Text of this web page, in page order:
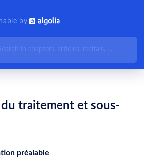
by
du traitement et sous-
préalable